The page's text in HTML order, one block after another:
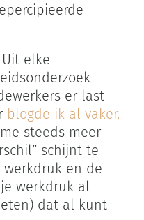
elke
er last
blogde ik al vaker,
steeds meer
schijnt te
en de
werkdruk al
dat al kunt